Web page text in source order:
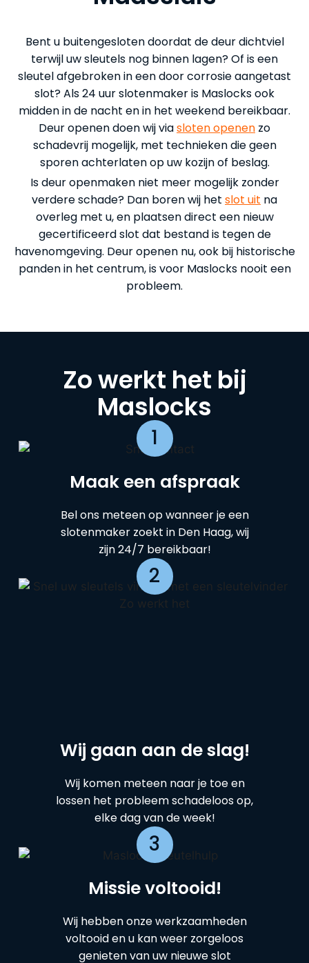
Bent u buitengesloten doordat de deur dichtviel
terwijl uw sleutels nog binnen lagen? Of is een
sleutel afgebroken in een door corrosie aangetast
slot? Als 24 uur slotenmaker is Maslocks ook
midden in de nacht en in het weekend bereikbaar.
Deur openen doen wij viasloten openen zo
schadevrij mogelijk, met technieken die geen
sporen achterlaten op uw kozijn of beslag.
Is deur openmaken niet meer mogelijk zonder
verdere schade? Dan boren wij het slot uit na
overleg met u, en plaatsen direct een nieuw
gecertificeerd slot dat bestand is tegen de
havenomgeving. Deur openen nu, ook bij historische
panden in het centrum, is voor Maslocks nooit een
probleem.
Zo werkt het bij
Maslocks
1
Maak een afspraak
Bel ons meteen op wanneer je een
slotenmaker zoekt in Den Haag, wij
zijn 24/7 bereikbaar!
2
Wij gaan aan de slag!
Wij komen meteen naar je toe en
lossen het probleem schadeloos op,
elke dag van de week!
3
Missie voltooid!
Wij hebben onze werkzaamheden
voltooid en u kan weer zorgeloos
genieten van uw nieuwe slot